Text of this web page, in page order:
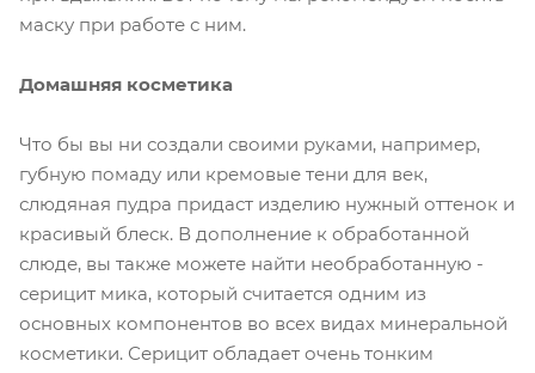
маску при работе с ним.
Домашняя косметика
Что бы вы ни создали своими руками, например,
губную помаду или кремовые тени для век,
слюдяная пудра придаст изделию нужный оттенок и
красивый блеск. В дополнение к обработанной
слюде, вы также можете найти необработанную -
серицит мика, который считается одним из
основных компонентов во всех видах минеральной
косметики. Серицит обладает очень тонким